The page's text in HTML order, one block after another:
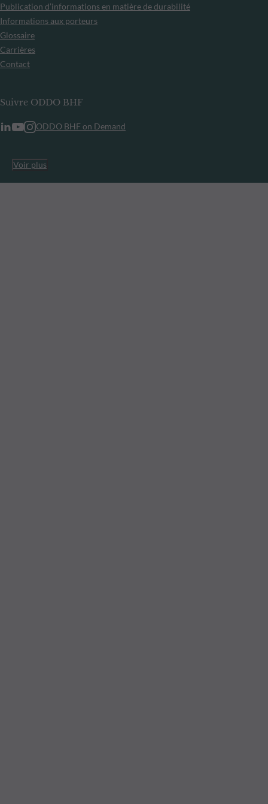
Publication d’informations en matière de durabilité
Informations aux porteurs
Glossaire
Carrières
Contact
Suivre ODDO BHF
ODDO BHF on Demand
Voir plus